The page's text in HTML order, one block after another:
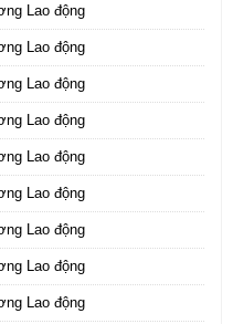
Lao động
Lao động
Lao động
Lao động
Lao động
Lao động
Lao động
Lao động
Lao động